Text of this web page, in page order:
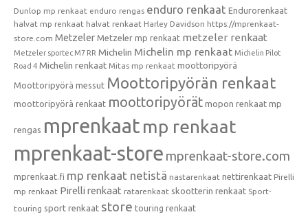
Dunlop mp renkaat enduro rengas enduro renkaat Endurorenkaat
halvat mp renkaat halvat renkaat Harley Davidson https://mprenkaat-
store.com Metzeler Metzeler mp renkaat metzeler renkaat
Metzeler sportec M7 RR Michelin Michelin mp renkaat Michelin Pilot
Road 4 Michelin renkaat Mitas mp renkaat moottoripyörä
Moottoripyörä messut Moottoripyörän renkaat
moottoripyörä renkaat moottoripyörät mopon renkaat mp
rengas mprenkaat mp renkaat
mprenkaat-store mprenkaat-store.com
mprenkaat.fi mp renkaat netistä nastarenkaat nettirenkaat Pirelli
mp renkaat Pirelli renkaat ratarenkaat skootterin renkaat Sport-
touring sport renkaat store touring renkaat